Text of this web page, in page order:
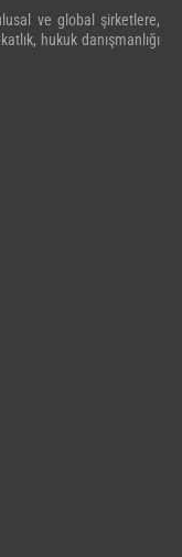
ve global şirketlere,
hukuk danışmanlığı